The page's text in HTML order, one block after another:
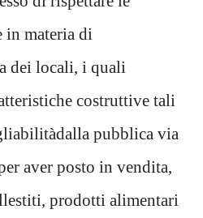
materia di
dei locali, i quali
costruttive tali
dalla pubblica via
aver posto in vendita,
prodotti alimentari